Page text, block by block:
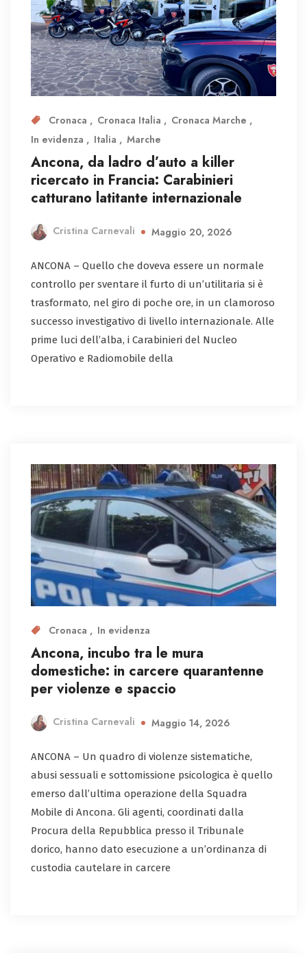
Cronaca Cronaca Italia
Cronaca Marche
In evidenza
Italia Marche
Ancona, da ladro d’auto a killer
ricercato in Francia: Carabinieri
catturano latitante internazionale
Cristina Carnevali Maggio 20, 2026
ANCONA – Quello che doveva essere un normale
controllo per sventare il furto di un’utilitaria si è
trasformato, nel giro di poche ore, in un clamoroso
successo investigativo di livello internazionale. Alle
prime luci dell’alba, i Carabinieri del Nucleo
Operativo e Radiomobile della
Cronaca In evidenza
Ancona, incubo tra le mura
domestiche: in carcere quarantenne
per violenze e spaccio
Cristina Carnevali Maggio 14, 2026
ANCONA – Un quadro di violenze sistematiche,
abusi sessuali e sottomissione psicologica è quello
emerso dall’ultima operazione della Squadra
Mobile di Ancona. Gli agenti, coordinati dalla
Procura della Repubblica presso il Tribunale
dorico, hanno dato esecuzione a un’ordinanza di
custodia cautelare in carcere